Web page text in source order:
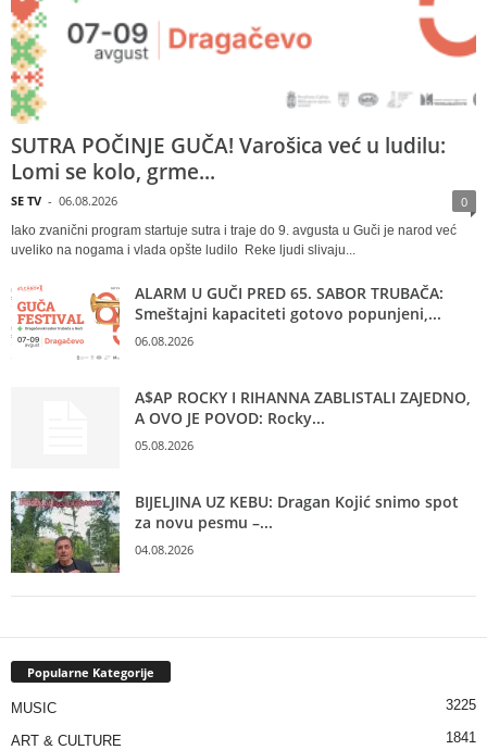
SUTRA POČINJE GUČA! Varošica već u ludilu:
Lomi se kolo, grme...
SE TV - 06.08.2026 0
Iako zvanični program startuje sutra i traje do 9. avgusta u Guči je narod već
uveliko na nogama i vlada opšte ludilo Reke ljudi slivaju...
ALARM U GUČI PRED 65. SABOR TRUBAČA:
Smeštajni kapaciteti gotovo popunjeni,...
06.08.2026
A$AP ROCKY I RIHANNA ZABLISTALI ZAJEDNO,
A OVO JE POVOD: Rocky...
05.08.2026
BIJELJINA UZ KEBU: Dragan Kojić snimo spot
za novu pesmu –...
04.08.2026
Popularne Kategorije
MUSIC 3225
ART & CULTURE 1841